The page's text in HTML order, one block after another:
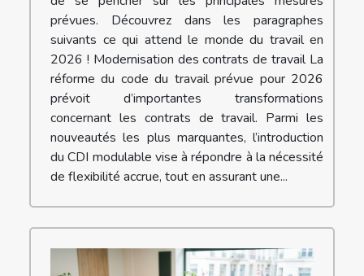
prévues. Découvrez dans les paragraphes
suivants ce qui attend le monde du travail en
2026 ! Modernisation des contrats de travail La
réforme du code du travail prévue pour 2026
prévoit d’importantes transformations
concernant les contrats de travail. Parmi les
nouveautés les plus marquantes, l’introduction
du CDI modulable vise à répondre à la nécessité
de flexibilité accrue, tout en assurant une...